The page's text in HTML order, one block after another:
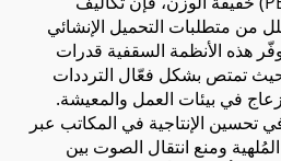
من متطلبات التحميل الإنشائي
هذه الأنظمة السقفية قدرات
تمتص بشكل فعّال الترددات
في بيئات العمل والمعيشة.
تحسين الإنتاجية في المكاتب عبر
ومنع انتقال الصوت بين